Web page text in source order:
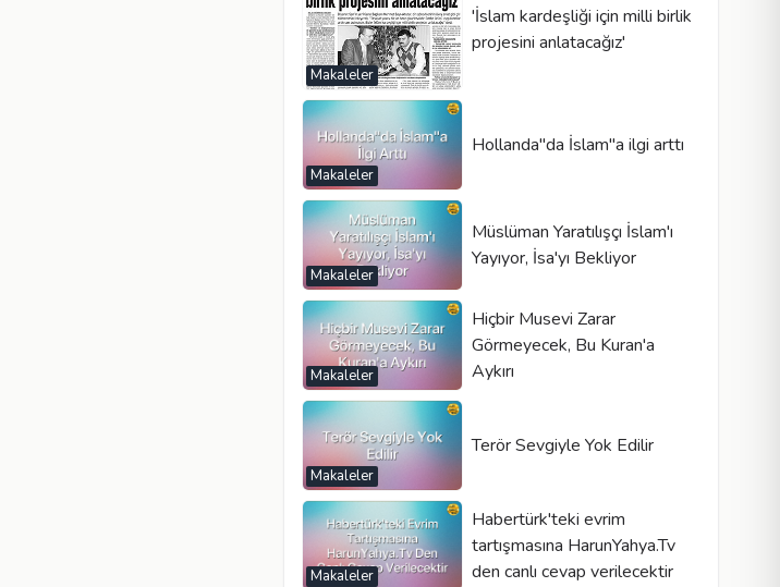
Makaleler
'İslam kardeşliği için milli birlik
projesini anlatacağız'
Makaleler
Hollanda"da İslam"a ilgi arttı
Makaleler
Müslüman Yaratılışçı İslam'ı
Yayıyor, İsa'yı Bekliyor
Makaleler
Hiçbir Musevi Zarar
Görmeyecek, Bu Kuran'a
Aykırı
Makaleler
Terör Sevgiyle Yok Edilir
Makaleler
Habertürk'teki evrim
tartışmasına HarunYahya.Tv
den canlı cevap verilecektir